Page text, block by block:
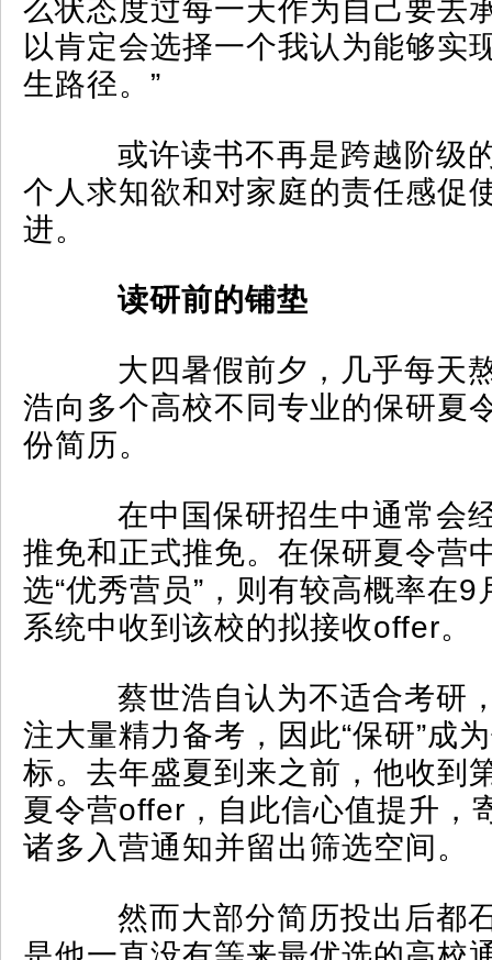
么状态度过每一天作为自己要去
以肯定会选择一个我认为能够实
生路径。”
或许读书不再是跨越阶级
个人求知欲和对家庭的责任感促
进。
读研前的铺垫
大四暑假前夕，几乎每天
浩向多个高校不同专业的保研夏
份简历。
在中国保研招生中通常会
推免和正式推免。在保研夏令营
选“优秀营员”，则有较高概率在
系统中收到该校的拟接收offer。
蔡世浩自认为不适合考研
注大量精力备考，因此“保研”成
标。去年盛夏到来之前，他收到
夏令营offer，自此信心值提升，
诸多入营通知并留出筛选空间。
然而大部分简历投出后都